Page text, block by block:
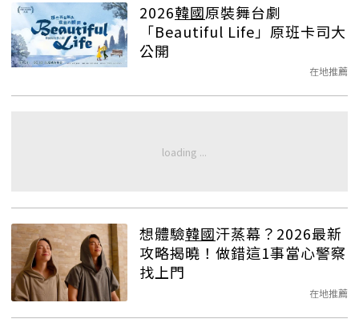
2026韓國原裝舞台劇
「Beautiful Life」原班卡司大
公開
在地推薦
想體驗韓國汗蒸幕？2026最新
攻略揭曉！做錯這1事當心警察
找上門
在地推薦